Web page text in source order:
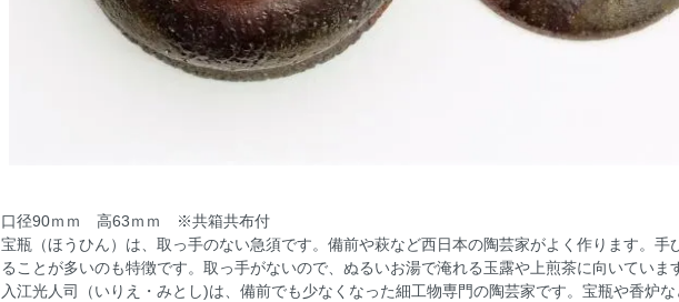
口径90ｍｍ 高63ｍｍ ※共箱共布付
宝瓶（ほうひん）は、取っ手のない急須です。備前や萩など西日本の陶芸家がよく作ります。手
ることが多いのも特徴です。取っ手がないので、ぬるいお湯で淹れる玉露や上煎茶に向いていま
入江光人司（いりえ・みとし)は、備前でも少なくなった細工物専門の陶芸家です。宝瓶や香炉